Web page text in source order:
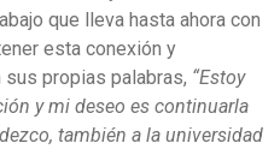
que lleva hasta ahora con
esta conexión y
propias palabras, “Estoy
y mi deseo es continuarla
también a la universidad